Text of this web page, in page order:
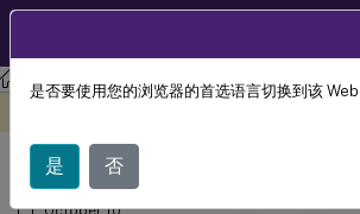
Session Recording Session Recording
最佳做法
October 10,
是否要使用您的浏览器的首选语言切换到该
是 否